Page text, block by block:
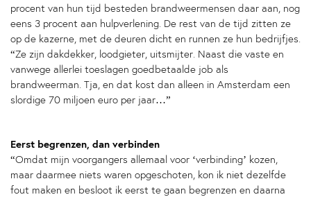
procent van hun tijd besteden brandweermensen daar aan, nog
eens 3 procent aan hulpverlening. De rest van de tijd zitten ze
op de kazerne, met de deuren dicht en runnen ze hun bedrijfjes.
“Ze zijn dakdekker, loodgieter, uitsmijter. Naast die vaste en
vanwege allerlei toeslagen goedbetaalde job als
brandweerman. Tja, en dat kost dan alleen in Amsterdam een
slordige 70 miljoen euro per jaar…”
Eerst begrenzen, dan verbinden
“Omdat mijn voorgangers allemaal voor ‘verbinding’ kozen,
maar daarmee niets waren opgeschoten, kon ik niet dezelfde
fout maken en besloot ik eerst te gaan begrenzen en daarna